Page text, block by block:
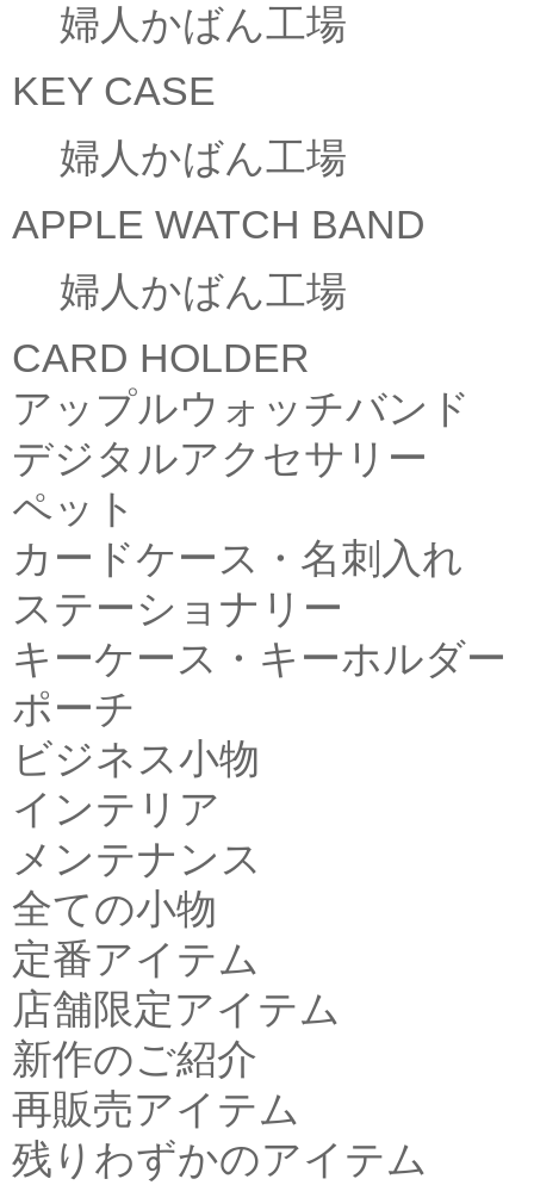
婦人かばん工場
KEY CASE
婦人かばん工場
APPLE WATCH BAND
婦人かばん工場
CARD HOLDER
アップルウォッチバンド
デジタルアクセサリー
ペット
カードケース・名刺入れ
ステーショナリー
キーケース・キーホルダー
ポーチ
ビジネス小物
インテリア
メンテナンス
全ての小物
定番アイテム
店舗限定アイテム
新作のご紹介
再販売アイテム
残りわずかのアイテム